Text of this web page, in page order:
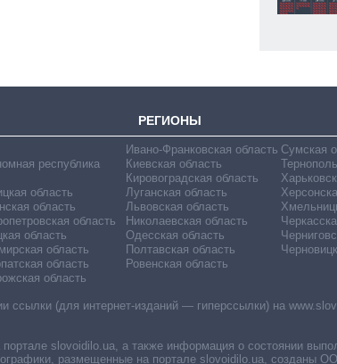
РЕГИОНЫ
республика
область
область
область
область
область
область
область
Ивано-Франковская область
Киевская область
Кировоградская область
Луганская область
Львовская область
Николаевская область
Одесская область
Полтавская область
Ровенская область
Сумская
(для интернет-изданий — гиперссылки) на
slovoidilo.ua, а также информация о состоянии
размещенные на портале slovoidilo.ua, созданы ОО